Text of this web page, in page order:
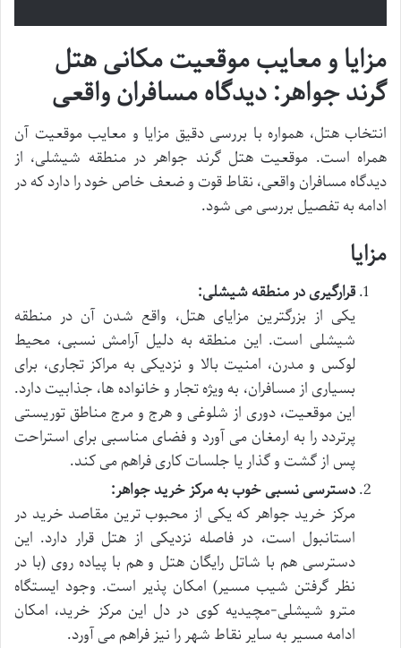
مزایا و معایب موقعیت مکانی هتل
گرند جواهر: دیدگاه مسافران واقعی
انتخاب هتل، همواره با بررسی دقیق مزایا و معایب موقعیت آن
همراه است. موقعیت هتل گرند جواهر در منطقه شیشلی، از
دیدگاه مسافران واقعی، نقاط قوت و ضعف خاص خود را دارد که در
ادامه به تفصیل بررسی می شود.
مزایا
قرارگیری در منطقه شیشلی:
یکی از بزرگترین مزایای هتل، واقع شدن آن در منطقه
شیشلی است. این منطقه به دلیل آرامش نسبی، محیط
لوکس و مدرن، امنیت بالا و نزدیکی به مراکز تجاری، برای
بسیاری از مسافران، به ویژه تجار و خانواده ها، جذابیت دارد.
این موقعیت، دوری از شلوغی و هرج و مرج مناطق توریستی
پرتردد را به ارمغان می آورد و فضای مناسبی برای استراحت
پس از گشت و گذار یا جلسات کاری فراهم می کند.
دسترسی نسبی خوب به مرکز خرید جواهر:
مرکز خرید جواهر که یکی از محبوب ترین مقاصد خرید در
استانبول است، در فاصله نزدیکی از هتل قرار دارد. این
دسترسی هم با شاتل رایگان هتل و هم با پیاده روی (با در
نظر گرفتن شیب مسیر) امکان پذیر است. وجود ایستگاه
مترو شیشلی-مچیدیه کوی در دل این مرکز خرید، امکان
ادامه مسیر به سایر نقاط شهر را نیز فراهم می آورد.